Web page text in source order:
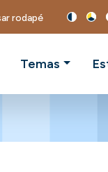
rodapé
Temas